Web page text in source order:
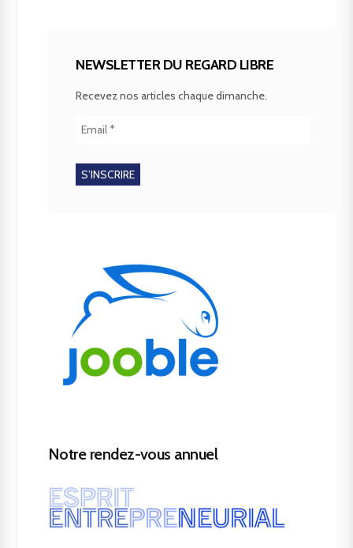
NEWSLETTER DU REGARD LIBRE
Recevez nos articles chaque dimanche.
Notre rendez-vous annuel